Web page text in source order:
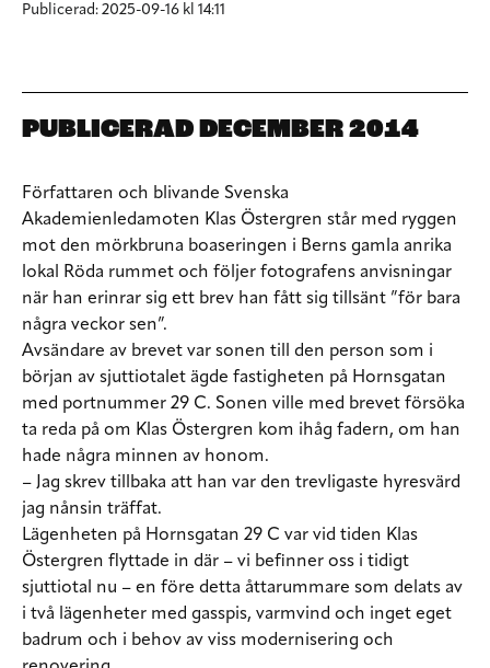
Publicerad: 2025-09-16 kl 14:11
PUBLICERAD DECEMBER 2014
Författaren och blivande Svenska
Akademienledamoten Klas Östergren står med ryggen
mot den mörkbruna boaseringen i Berns gamla anrika
lokal Röda rummet och följer fotografens anvisningar
när han erinrar sig ett brev han fått sig tillsänt ”för bara
några veckor sen”.
Avsändare av brevet var sonen till den person som i
början av sjuttiotalet ägde fastigheten på Hornsgatan
med portnummer 29 C. Sonen ville med brevet försöka
ta reda på om Klas Östergren kom ihåg fadern, om han
hade några minnen av honom.
– Jag skrev tillbaka att han var den trevligaste hyresvärd
jag nånsin träffat.
Lägenheten på Hornsgatan 29 C var vid tiden Klas
Östergren flyttade in där – vi befinner oss i tidigt
sjuttiotal nu – en före detta åttarummare som delats av
i två lägenheter med gasspis, varmvind och inget eget
badrum och i behov av viss modernisering och